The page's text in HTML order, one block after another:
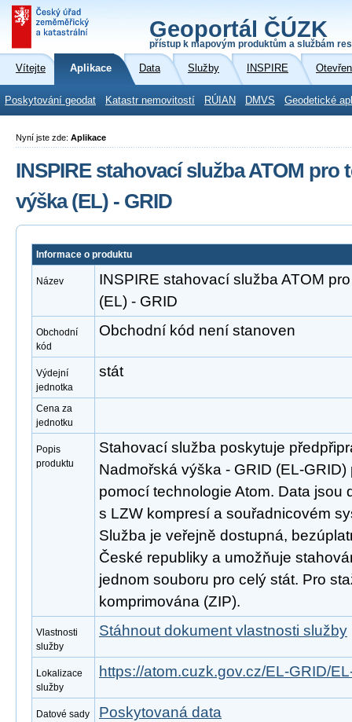
Geoportál ČÚZK
přístup k mapovým produktům a službám
Vítejte Aplikace Data Služby INSPIRE
Poskytování geodat Katastr nemovitostí RÚIAN DMVS Geodetické
Nyní jste zde: Aplikace
INSPIRE stahovací služba ATOM pro
výška (EL) - GRID
Informace o produktu
Název
INSPIRE stahovací služba ATOM
(EL) - GRID
Obchodní
kód
Obchodní kód není stanoven
Výdejní
jednotka
stát
Cena za
jednotku
Popis
produktu
Stahovací služba poskytuje
Nadmořská výška - GRID (EL-
pomocí technologie Atom. Data jsou
s LZW kompresí a souřadnicovém
Služba je veřejně dostupná,
České republiky a umožňuje
jednom souboru pro celý stát. Pro
komprimována (ZIP).
Vlastnosti
služby
Stáhnout dokument vlastnosti služby
Lokalizace
služby
https://atom.cuzk.gov.cz/EL-GRID/
Datové sady
Poskytovaná data